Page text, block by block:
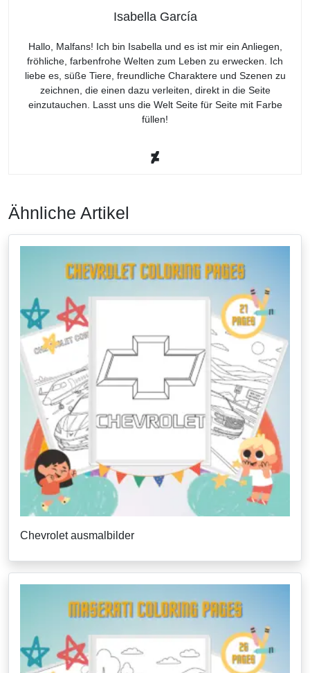
Isabella García
Hallo, Malfans! Ich bin Isabella und es ist mir ein Anliegen,
fröhliche, farbenfrohe Welten zum Leben zu erwecken. Ich
liebe es, süße Tiere, freundliche Charaktere und Szenen zu
zeichnen, die einen dazu verleiten, direkt in die Seite
einzutauchen. Lasst uns die Welt Seite für Seite mit Farbe
füllen!
Ähnliche Artikel
Chevrolet ausmalbilder